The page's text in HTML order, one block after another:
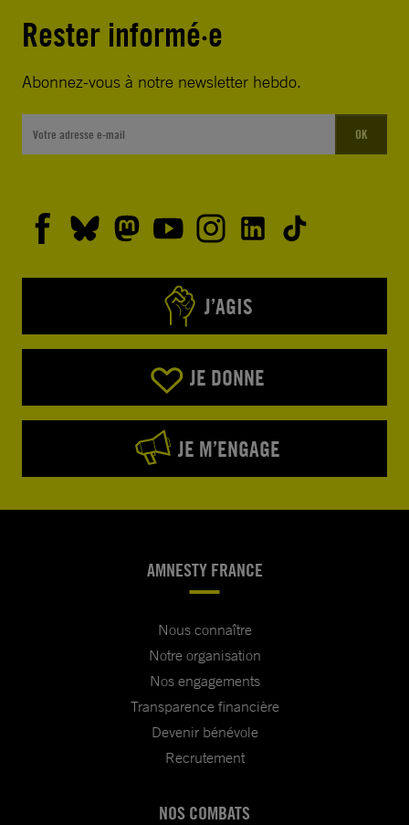
Rester informé·e
Abonnez-vous à notre newsletter hebdo.
OK
J’AGIS
JE DONNE
JE M’ENGAGE
AMNESTY FRANCE
Nous connaître
Notre organisation
Nos engagements
Transparence financière
Devenir bénévole
Recrutement
NOS COMBATS